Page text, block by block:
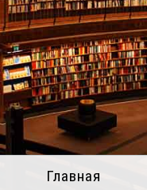
Главная